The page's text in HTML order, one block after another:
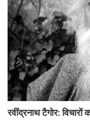
रवींद्रनाथ टैगोर: